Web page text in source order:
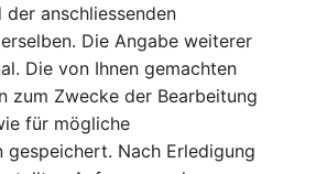
anschliessenden
Die Angabe weiterer
Die von Ihnen gemachten
zum Zwecke der Bearbeitung
für mögliche
gespeichert. Nach Erledigung